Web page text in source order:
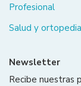
Profesional
Salud y ortopedia
Newsletter
Recibe nuestras